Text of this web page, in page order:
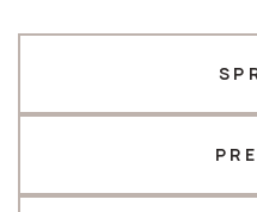
Vaš poslovni profil